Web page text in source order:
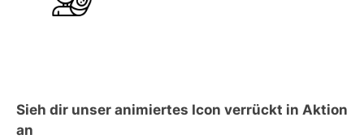
Sieh dir unser animiertes Icon verrückt in Aktion
an